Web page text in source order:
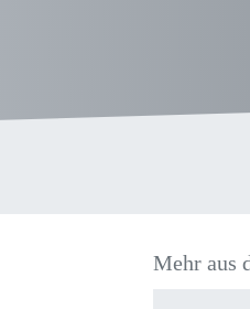
Mehr aus